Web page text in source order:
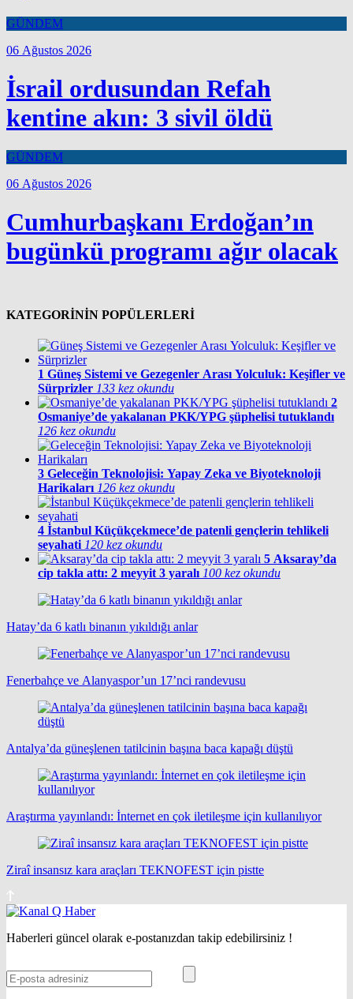
GÜNDEM
06 Ağustos 2026
İsrail ordusundan Refah
kentine akın: 3 sivil öldü
GÜNDEM
06 Ağustos 2026
Cumhurbaşkanı Erdoğan’ın
bugünkü programı ağır olacak
KATEGORİNİN POPÜLERLERİ
1 Güneş Sistemi ve Gezegenler Arası Yolculuk: Keşifler ve
Sürprizler 133 kez okundu
2
Osmaniye’de yakalanan PKK/YPG şüphelisi tutuklandı
126 kez okundu
3 Geleceğin Teknolojisi: Yapay Zeka ve Biyoteknoloji
Harikaları 126 kez okundu
4 İstanbul Küçükçekmece’de patenli gençlerin tehlikeli
seyahati 120 kez okundu
5 Aksaray’da
cip takla attı: 2 meyyit 3 yaralı 100 kez okundu
Hatay’da 6 katlı binanın yıkıldığı anlar
Fenerbahçe ve Alanyaspor’un 17’nci randevusu
Antalya’da güneşlenen tatilcinin başına baca kapağı düştü
Araştırma yayınlandı: İnternet en çok iletileşme için kullanılıyor
Ziraî insansız kara araçları TEKNOFEST için pistte
Haberleri güncel olarak e-postanızdan takip edebilirsiniz !